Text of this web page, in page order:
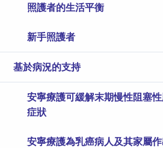
照護者的生活平衡
新手照護者
基於病況的支持
安寧療護可緩解末期慢性阻塞
症狀
安寧療護為乳癌病人及其家屬